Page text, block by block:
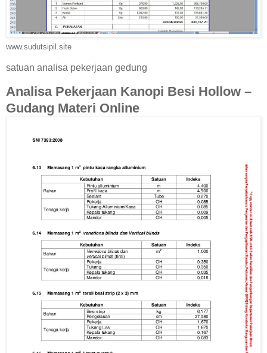
www.sudutsipil.site
satuan analisa pekerjaan gedung
Analisa Pekerjaan Kanopi Besi Hollow –
Gudang Materi Online